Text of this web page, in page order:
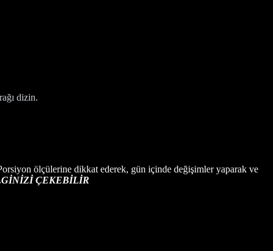
dizin.
ölçülerine dikkat ederek, gün içinde değişimler yaparak ve
ÇEKEBİLİR